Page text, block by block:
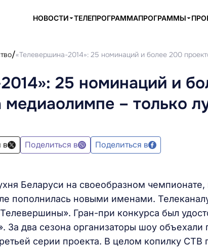
НОВОСТИ ТЕЛЕПРОГРАММАПРОГРАММЫ
«Телевершина-2014»: 25 номинаций и более 200
25 номинаций и
медиаолимпе – только
в Поделиться в Поделиться в
Беларуси на своеобразном
пополнилась новыми именами.
Гран-при конкурса был
За два сезона организаторы шоу объехали
серии проекта. В целом копилку СТВ